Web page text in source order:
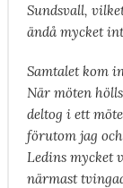
Sundsvall,
ändå mycket
Samtalet kom
När möten
deltog i ett
förutom jag
Ledins mycket
närmast